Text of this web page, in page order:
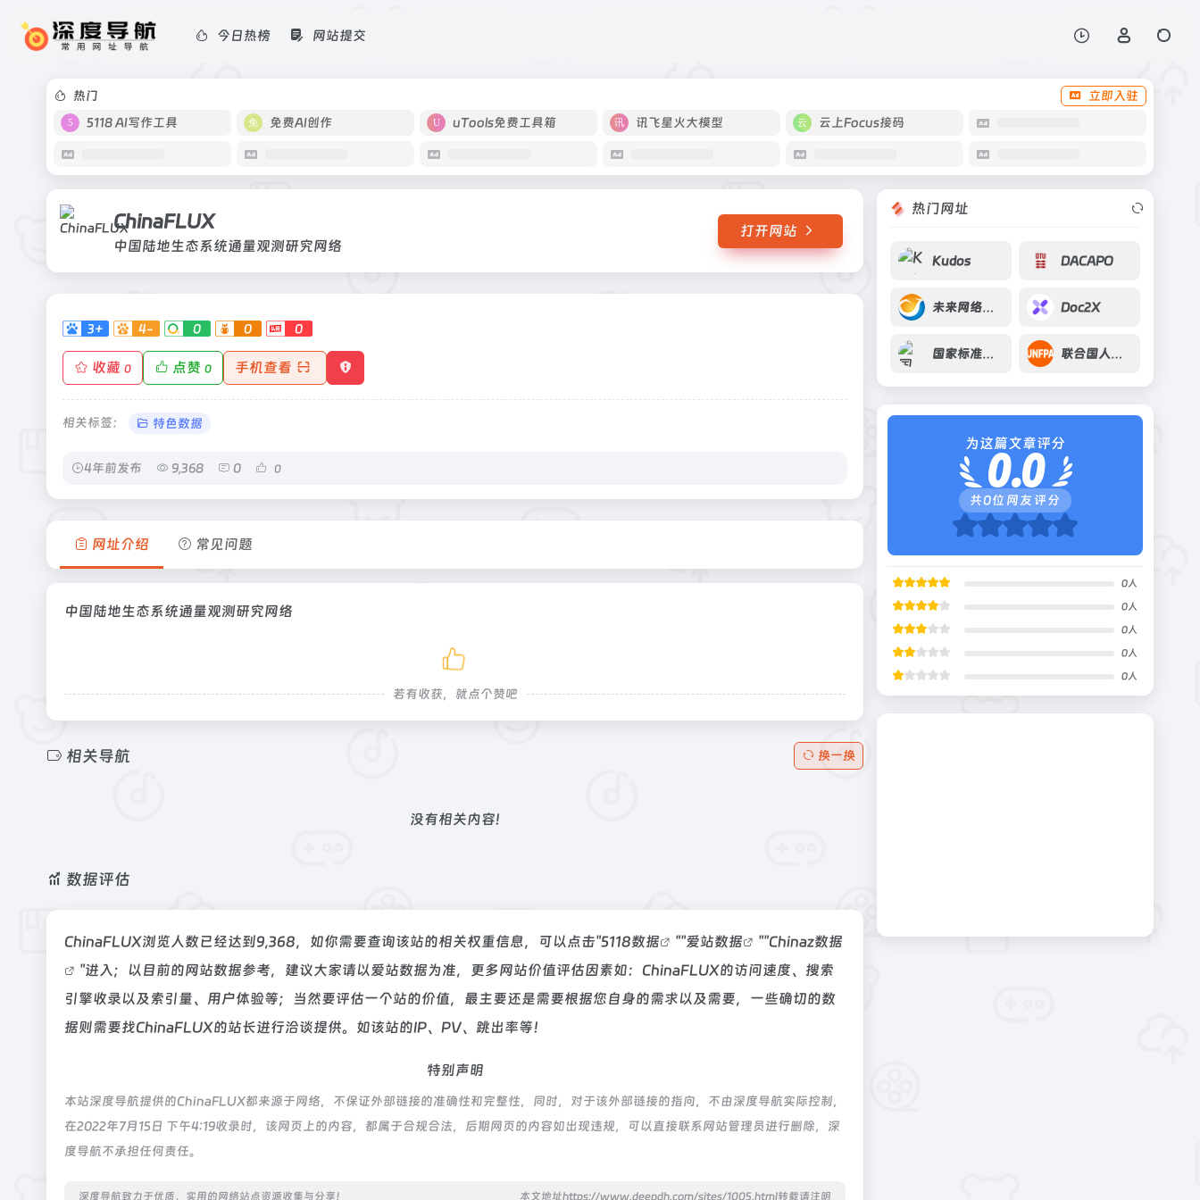
今日热榜 网站提交
热门
立即入驻
5118 AI写作工具
免费AI创作 uTools免费工具箱 讯飞星火大模型 云上Focus接码
ChinaFLUX
中国陆地生态系统通量观测研究网络
打开网站
3+ 4- 0 0 0
收藏 0 点赞 0 手机查看
相关标签： 特色数据
4年前发布 9,368 0 0
网址介绍 常见问题
中国陆地生态系统通量观测研究网络
若有收获，就点个赞吧
相关导航 换一换
没有相关内容!
数据评估
ChinaFLUX浏览人数已经达到9,368，如你需要查询该站的相关权重信息，可以点击"5118数据 ""爱站数据 ""Chinaz数据
"进入；以目前的网站数据参考，建议大家请以爱站数据为准，更多网站价值评估因素如：ChinaFLUX的访问速度、搜索
引擎收录以及索引量、用户体验等；当然要评估一个站的价值，最主要还是需要根据您自身的需求以及需要，一些确切的数
据则需要找ChinaFLUX的站长进行洽谈提供。如该站的IP、PV、跳出率等！
特别声明
本站深度导航提供的ChinaFLUX都来源于网络，不保证外部链接的准确性和完整性，同时，对于该外部链接的指向，不由深度导航实际控制，
在2022年7月15日 下午4:19收录时，该网页上的内容，都属于合规合法，后期网页的内容如出现违规，可以直接联系网站管理员进行删除，深
度导航不承担任何责任。
深度导航致力于优质、实用的网络站点资源收集与分享！ 本文地址https://www.deepdh.com/sites/1005.html转载请注明
热门网址
Kudos DACAPO
未来网络试验设施 Doc2X
国家标准全文公开系统 联合国人口基金
为这篇文章评分
0.0
共0位网友评分
0人
0人
0人
0人
0人